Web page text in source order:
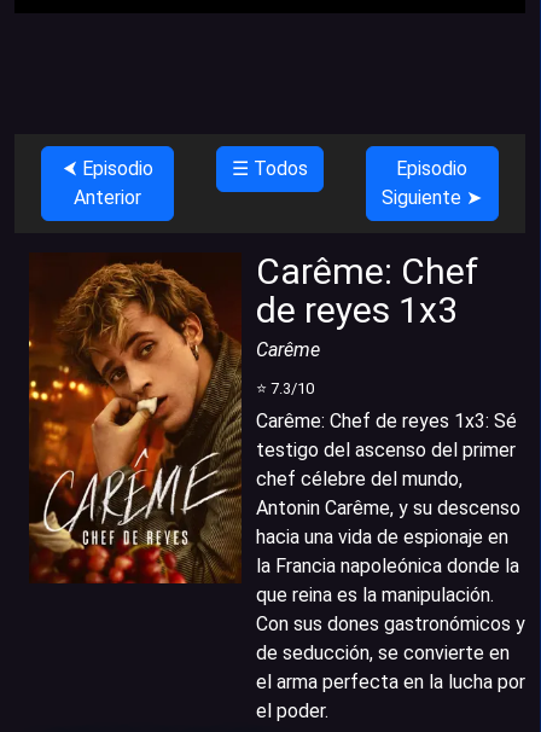
⮜ Episodio
Anterior
☰ Todos
Episodio
Siguiente ➤
Carême: Chef
de reyes 1x3
Carême
⭐ 7.3/10
Carême: Chef de reyes 1x3: Sé
testigo del ascenso del primer
chef célebre del mundo,
Antonin Carême, y su descenso
hacia una vida de espionaje en
la Francia napoleónica donde la
que reina es la manipulación.
Con sus dones gastronómicos y
de seducción, se convierte en
el arma perfecta en la lucha por
el poder.